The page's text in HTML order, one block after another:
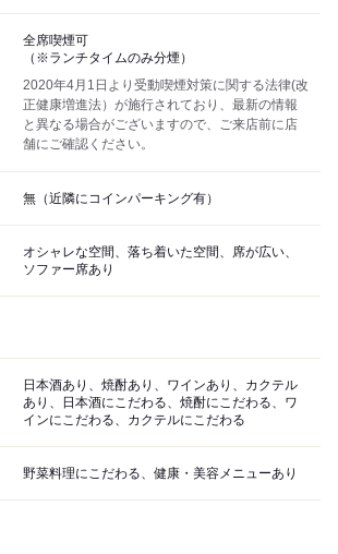
全席喫煙可
（※ランチタイムのみ分煙）
2020年4月1日より受動喫煙対策に関する法律(改
正健康増進法）が施行されており、最新の情報
と異なる場合がございますので、ご来店前に店
舗にご確認ください。
無（近隣にコインパーキング有）
オシャレな空間、落ち着いた空間、席が広い、
ソファー席あり
日本酒あり、焼酎あり、ワインあり、カクテル
あり、日本酒にこだわる、焼酎にこだわる、ワ
インにこだわる、カクテルにこだわる
野菜料理にこだわる、健康・美容メニューあり